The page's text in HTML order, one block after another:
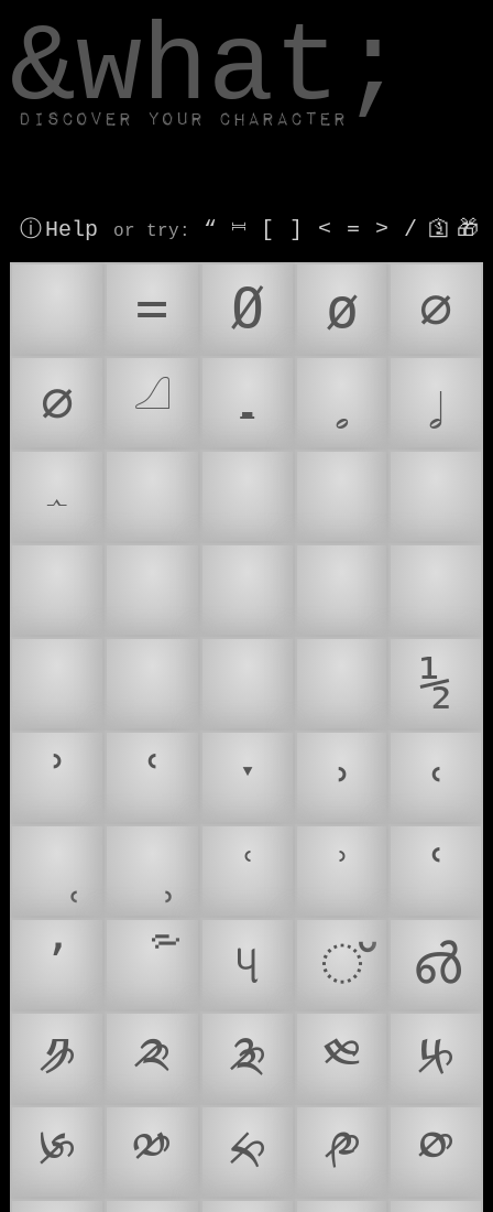
&what;
Discover your character
ⓘ Help or try : “ ⎶ [ ] < = > / 🛐 🎁
= Ø ø
∅
⌀
𓏘 𝄼
𝅗𝅥
𝆰
½
ʾ
ʿ ˑ ˒
˓
ՙ
՚
୳ ്
൴
༪
༫ ༬ ༭
༮
༯
༰ ༱ ༲
༳